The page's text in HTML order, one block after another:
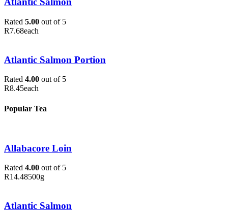
Rated 5.00 out of 5
R7.68each
Atlantic Salmon Portion
Rated 4.00 out of 5
R8.45each
Popular Tea
Allabacore Loin
Rated 4.00 out of 5
R14.48500g
Atlantic Salmon